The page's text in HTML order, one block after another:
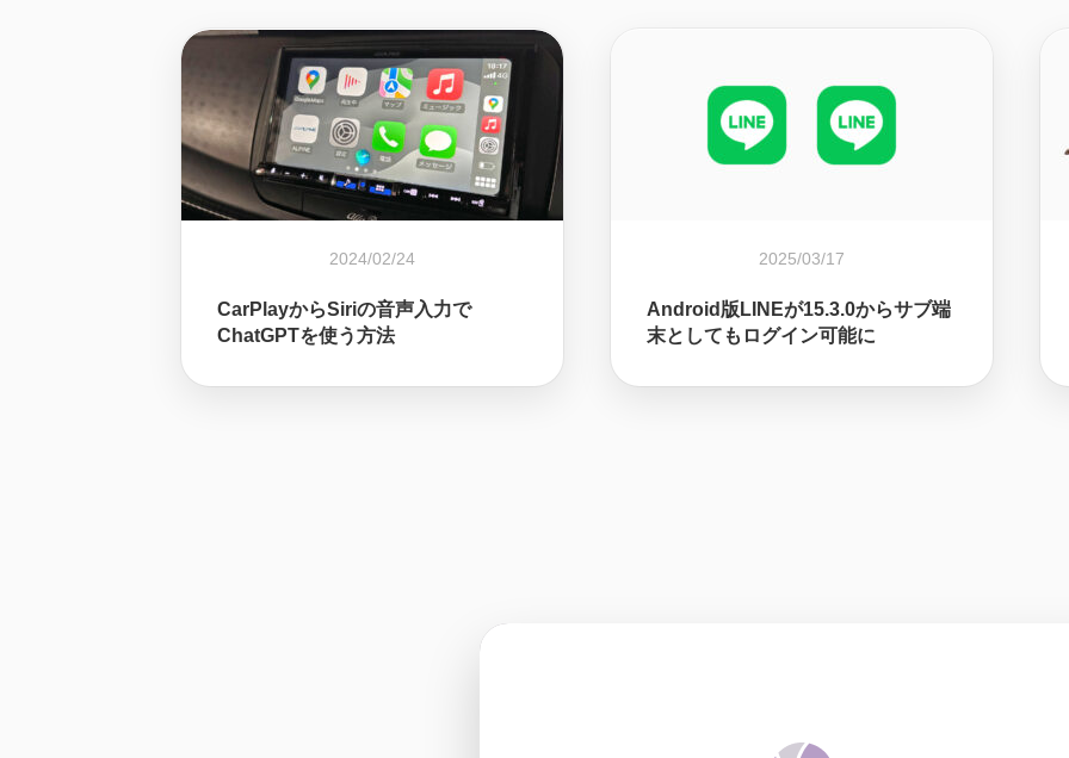
2024/02/24
CarPlayからSiriの音声入力で
ChatGPTを使う方法
2025/03/17
Android版LINEが15.3.0からサブ端
末としてもログイン可能に